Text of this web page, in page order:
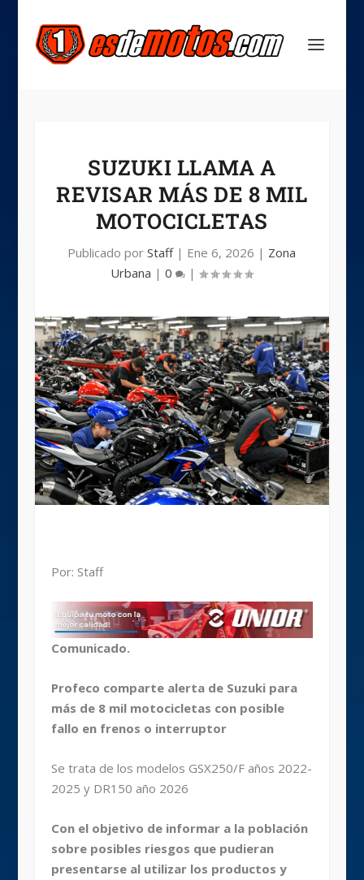
SUZUKI LLAMA A
REVISAR MÁS DE 8 MIL
MOTOCICLETAS
Publicado porStaff| Ene 6, 2026 | Zona
Urbana |0 |
Por: Staff
Comunicado.
Profeco comparte alerta de Suzuki para
más de 8 mil motocicletas con posible
fallo en frenos o interruptor
Se trata de los modelos GSX250/F años 2022-
2025 y DR150 año 2026
Con el objetivo de informar a la población
sobre posibles riesgos que pudieran
presentarse al utilizar los productos y